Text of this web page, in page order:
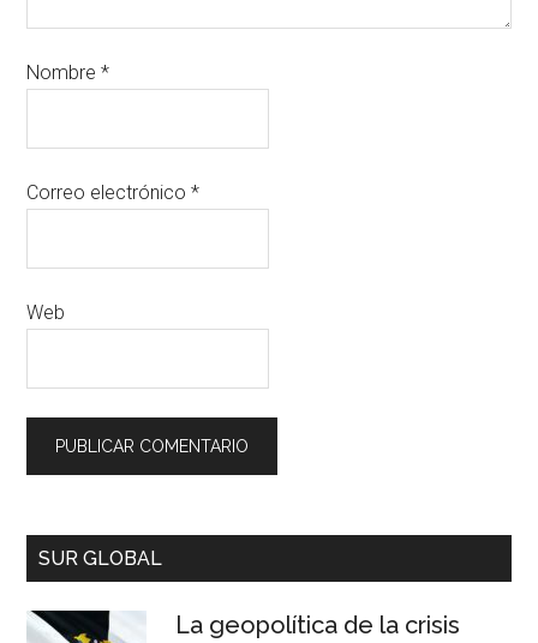
Nombre*
Correo electrónico*
Web
SUR GLOBAL
La geopolítica de la crisis